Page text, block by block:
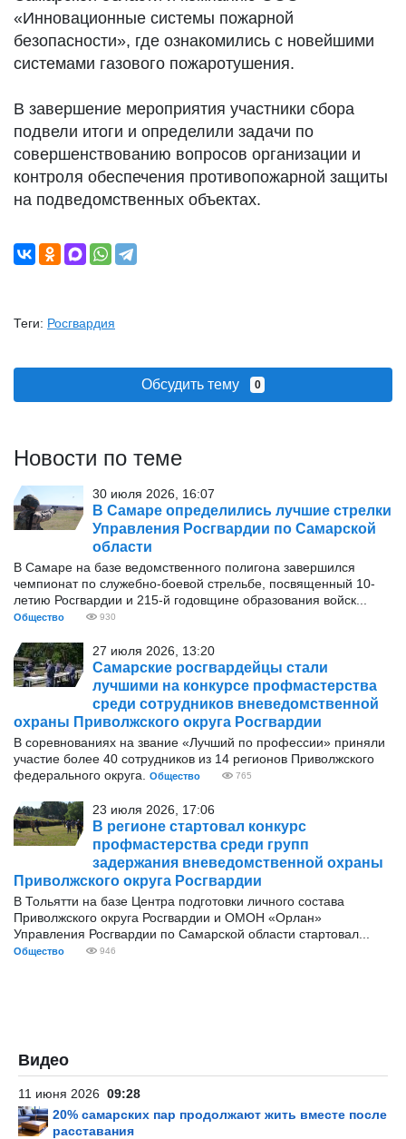
«Инновационные системы пожарной
безопасности», где ознакомились с новейшими
системами газового пожаротушения.
В завершение мероприятия участники сбора
подвели итоги и определили задачи по
совершенствованию вопросов организации и
контроля обеспечения противопожарной защиты
на подведомственных объектах.
Теги: Росгвардия
Обсудить тему 0
Новости по теме
30 июля 2026, 16:07
В Самаре определились лучшие стрелки
Управления Росгвардии по Самарской
области
В Самаре на базе ведомственного полигона завершился
чемпионат по служебно-боевой стрельбе, посвященный 10-
летию Росгвардии и 215-й годовщине образования войск...
Общество 930
27 июля 2026, 13:20
Самарские росгвардейцы стали
лучшими на конкурсе профмастерства
среди сотрудников вневедомственной
охраны Приволжского округа Росгвардии
В соревнованиях на звание «Лучший по профессии» приняли
участие более 40 сотрудников из 14 регионов Приволжского
федерального округа.
Общество 765
23 июля 2026, 17:06
В регионе стартовал конкурс
профмастерства среди групп
задержания вневедомственной охраны
Приволжского округа Росгвардии
В Тольятти на базе Центра подготовки личного состава
Приволжского округа Росгвардии и ОМОН «Орлан»
Управления Росгвардии по Самарской области стартовал...
Общество 946
Видео
11 июня 2026 09:28
20% самарских пар продолжают жить вместе после
расставания